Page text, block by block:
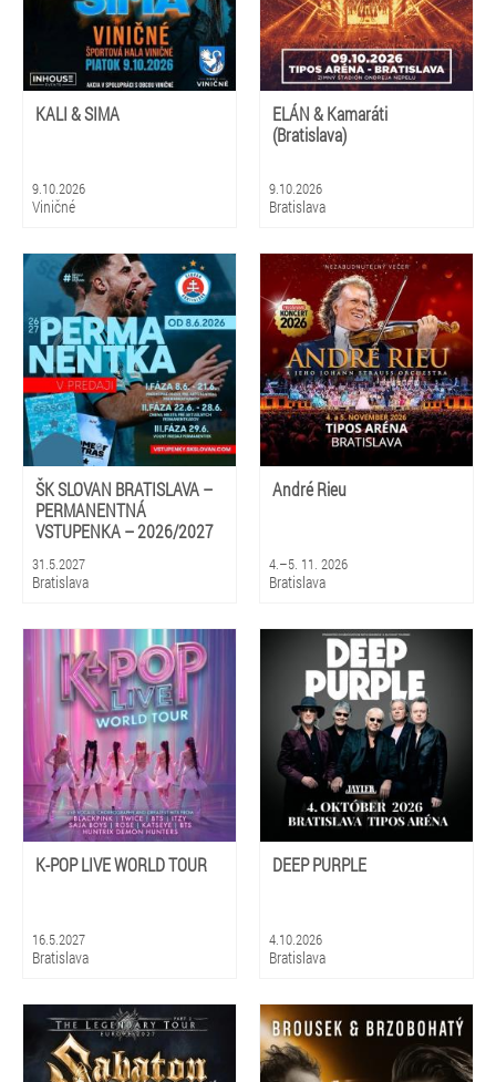
KALI & SIMA
9.10.2026
Viničné
ELÁN & Kamaráti
(Bratislava)
9.10.2026
Bratislava
ŠK SLOVAN BRATISLAVA –
PERMANENTNÁ
VSTUPENKA – 2026/2027
31.5.2027
Bratislava
André Rieu
4.–5. 11. 2026
Bratislava
K-POP LIVE WORLD TOUR
16.5.2027
Bratislava
DEEP PURPLE
4.10.2026
Bratislava